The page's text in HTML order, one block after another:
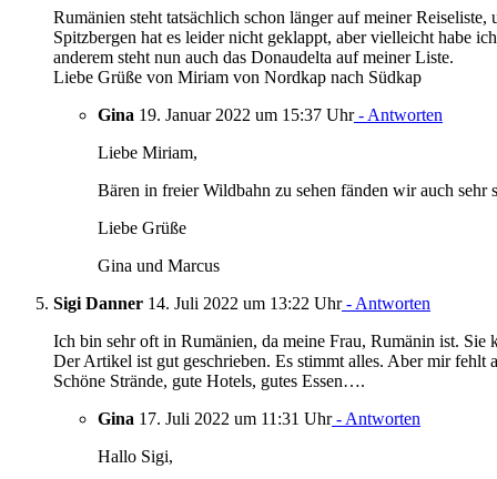
Rumänien steht tatsächlich schon länger auf meiner
Spitzbergen hat es leider nicht geklappt, aber vielleicht habe
anderem steht nun auch das Donaudelta auf meiner Liste.
Liebe Grüße von Miriam von Nordkap nach Südkap
Gina 19. Januar 2022 um 15:37 Uhr- Antworten
Liebe Miriam,
Bären in freier Wildbahn zu sehen fänden wir auch
Liebe Grüße
Gina und Marcus
Sigi Danner 14. Juli 2022 um 13:22 Uhr- Antworten
Ich bin sehr oft in Rumänien, da meine Frau, Rumänin ist. Sie
Der Artikel ist gut geschrieben. Es stimmt alles. Aber mir
Schöne Strände, gute Hotels, gutes Essen….
Gina 17. Juli 2022 um 11:31 Uhr- Antworten
Hallo Sigi,